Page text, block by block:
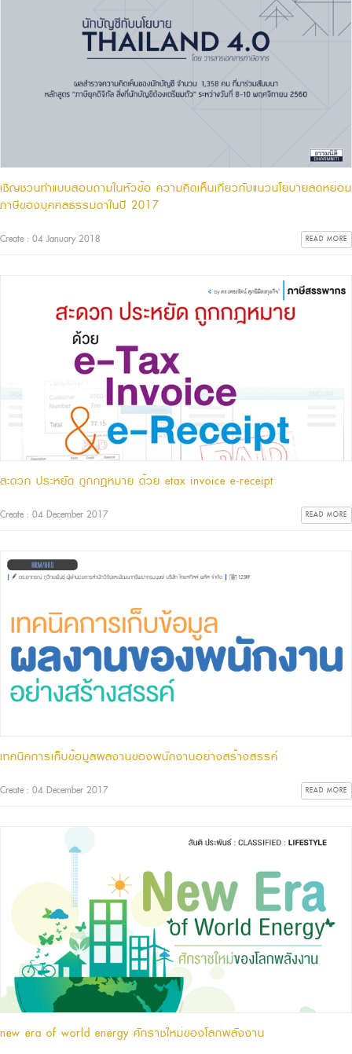
เชิญชวนทำแบบสอบถามในหัวข้อ ความคิดเห็นเกี่ยวกับแนวนโยบายลดหย่อน
ภาษีของบุคคลธรรมดาในปี 2017
Create : 04 January 2018 READ MORE
สะดวก ประหยัด ถูกกฎหมาย ด้วย etax invoice e-receipt
Create : 04 December 2017 READ MORE
เทคนิคการเก็บข้อมูลผลงานของพนักงานอย่างสร้างสรรค์
Create : 04 December 2017 READ MORE
new era of world energy ศักราชใหม่ของโลกพลังงาน